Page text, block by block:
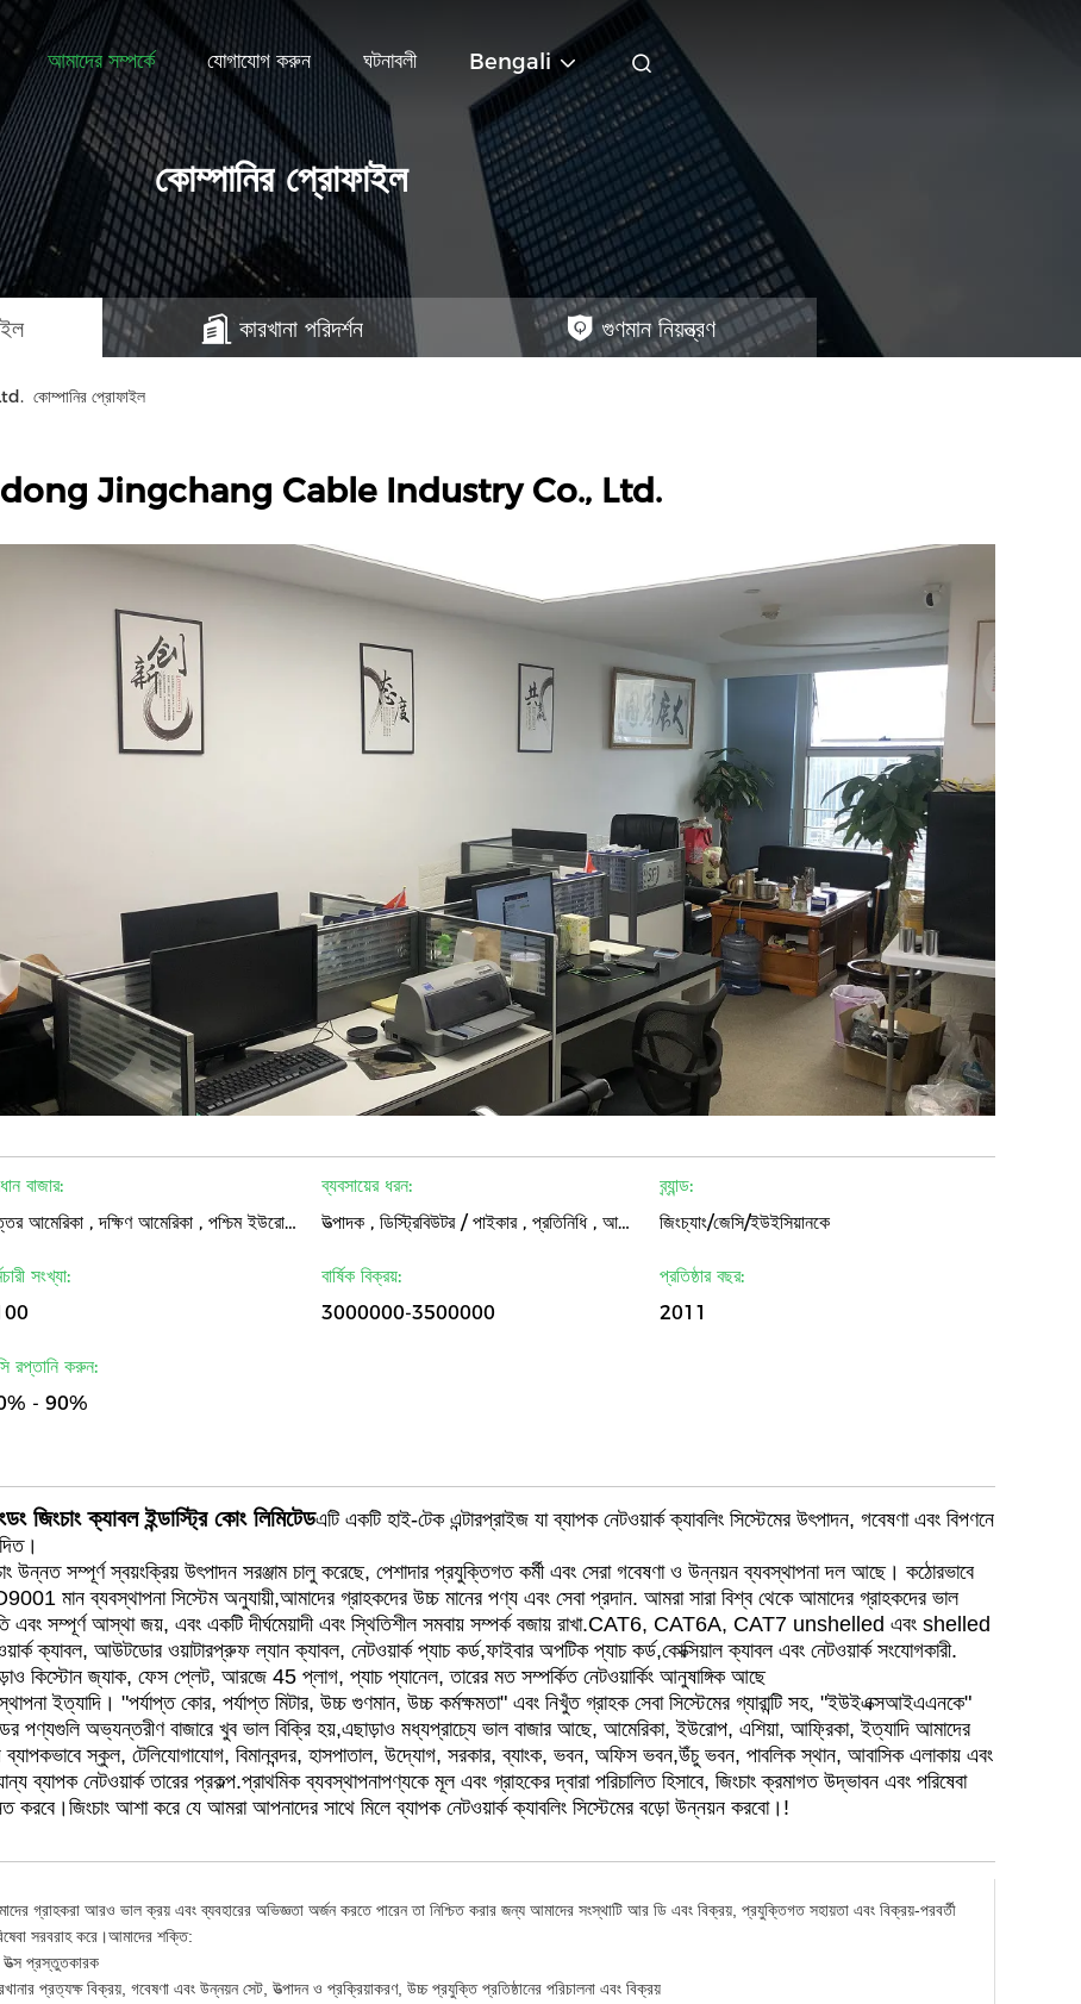
আমাদের সম্পর্কে যোগাযোগ করুন ঘটনাবলী Bengali
কোম্পানির প্রোফাইল
কারখানা পরিদর্শন গুণমান নিয়ন্ত্রণ
প্রোফাইল
Jingchang Cable Industry Co., Ltd.
বাজার:
উত্তর আমেরিকা , দক্ষিণ আমেরিকা , পশ্চিম ইউরোপ , পূর্ব ইউরোপ , পূর্ব এশিয়া , দক্ষিণ - পূর্ব এশিয়া , মধ্যপ্রাচ্য , আফ্রিকা , বিশ্বব্যাপী
ব্যবসায়ের ধরন:
উত্পাদক , ডিস্ট্রিবিউটর / পাইকার , প্রতিনিধি , আমদানিকারক , রপ্তানিকারক , বানিজ্যিক প্রতিষ্ঠান , বিক্রেতা , অন্যান্য
ব্র্যান্ড:
জিংচ্যাং/জেসি/ইউইসিয়ানকে
সংখ্যা:
বার্ষিক বিক্রয়:
3000000-3500000
প্রতিষ্ঠার বছর:
2011
রপ্তানি করুন:
- 90%
জিংচাং ক্যাবল ইন্ডাস্ট্রি কোং লিমিটেডএটি একটি হাই-টেক এন্টারপ্রাইজ যা ব্যাপক নেটওয়ার্ক ক্যাবলিং সিস্টেমের উৎপাদন, গবেষণা এবং বিপণনে
উন্নত সম্পূর্ণ স্বয়ংক্রিয় উৎপাদন সরঞ্জাম চালু করেছে, পেশাদার প্রযুক্তিগত কর্মী এবং সেরা গবেষণা ও উন্নয়ন ব্যবস্থাপনা দল আছে। কঠোরভাবে
মান ব্যবস্থাপনা সিস্টেম অনুযায়ী,আমাদের গ্রাহকদের উচ্চ মানের পণ্য এবং সেবা প্রদান. আমরা সারা বিশ্ব থেকে আমাদের গ্রাহকদের ভাল
এবং সম্পূর্ণ আস্থা জয়, এবং একটি দীর্ঘমেয়াদী এবং স্থিতিশীল সমবায় সম্পর্ক বজায় রাখা.CAT6, CAT6A, CAT7 unshelled এবং shelled
ক্যাবল, আউটডোর ওয়াটারপ্রুফ ল্যান ক্যাবল, নেটওয়ার্ক প্যাচ কর্ড,ফাইবার অপটিক প্যাচ কর্ড,কোক্সিয়াল ক্যাবল এবং নেটওয়ার্ক সংযোগকারী.
কিস্টোন জ্যাক, ফেস প্লেট, আরজে 45 প্লাগ, প্যাচ প্যানেল, তারের মত সম্পর্কিত নেটওয়ার্কিং আনুষাঙ্গিক আছে
ইত্যাদি। "পর্যাপ্ত কোর, পর্যাপ্ত মিটার, উচ্চ গুণমান, উচ্চ কর্মক্ষমতা" এবং নিখুঁত গ্রাহক সেবা সিস্টেমের গ্যারান্টি সহ, "ইউইএক্সআইএএনকে"
পণ্যগুলি অভ্যন্তরীণ বাজারে খুব ভাল বিক্রি হয়,এছাড়াও মধ্যপ্রাচ্যে ভাল বাজার আছে, আমেরিকা, ইউরোপ, এশিয়া, আফ্রিকা, ইত্যাদি আমাদের
স্কুল, টেলিযোগাযোগ, বিমানবন্দর, হাসপাতাল, উদ্যোগ, সরকার, ব্যাংক, ভবন, অফিস ভবন,উঁচু ভবন, পাবলিক স্থান, আবাসিক এলাকায় এবং
ব্যাপক নেটওয়ার্ক তারের প্রকল্প.প্রাথমিক ব্যবস্থাপনাপণ্যকে মূল এবং গ্রাহকের দ্বারা পরিচালিত হিসাবে, জিংচাং ক্রমাগত উদ্ভাবন এবং পরিষেবা
করবে।জিংচাং আশা করে যে আমরা আপনাদের সাথে মিলে ব্যাপক নেটওয়ার্ক ক্যাবলিং সিস্টেমের বড়ো উন্নয়ন করবো।!
গ্রাহকরা আরও ভাল ক্রয় এবং ব্যবহারের অভিজ্ঞতা অর্জন করতে পারেন তা নিশ্চিত করার জন্য আমাদের সংস্থাটি আর ডি এবং বিক্রয়, প্রযুক্তিগত সহায়তা এবং বিক্রয়-পরবর্তী
সরবরাহ করে।আমাদের শক্তি:
প্রস্তুতকারক
প্রত্যক্ষ বিক্রয়, গবেষণা এবং উন্নয়ন সেট, উত্পাদন ও প্রক্রিয়াকরণ, উচ্চ প্রযুক্তি প্রতিষ্ঠানের পরিচালনা এবং বিক্রয়